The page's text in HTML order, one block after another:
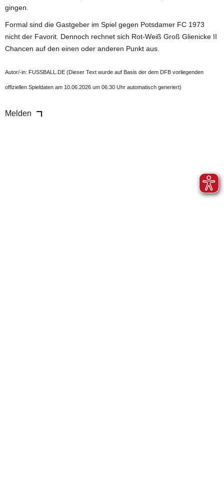
gingen.
Formal sind die Gastgeber im Spiel gegen Potsdamer FC 1973
nicht der Favorit. Dennoch rechnet sich Rot-Weiß Groß Glienicke II
Chancen auf den einen oder anderen Punkt aus.
Autor/-in: FUSSBALL.DE (Dieser Text wurde auf Basis der dem DFB vorliegenden
offiziellen Spieldaten am 10.06.2026 um 06:30 Uhr automatisch generiert)
Melden